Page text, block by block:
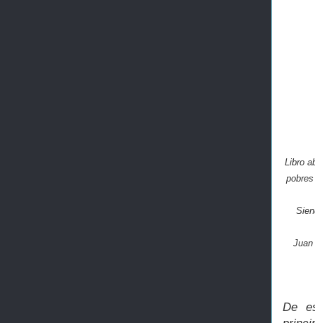
Libro
De